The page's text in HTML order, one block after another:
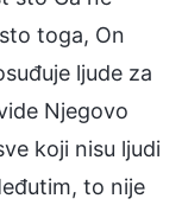
toga, On
ljude za
Njegovo
koji nisu ljudi
to nije